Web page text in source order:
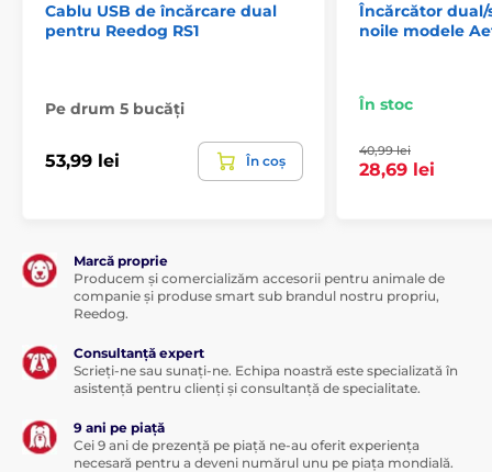
Cablu USB de încărcare dual
pentru Reedog RS1
Pe drum 5 bucăți
53,99 lei În coș
Încărcător
noile modele
În stoc
40,99 lei
28,69 lei
Marcă proprie
Producem și comercializăm accesorii pentru animale de
companie și produse smart sub brandul nostru propriu,
Reedog.
Consultanță expert
Scrieți-ne sau sunați-ne. Echipa noastră este specializată în
asistență pentru clienți și consultanță de specialitate.
9 ani pe piață
Cei 9 ani de prezență pe piață ne-au oferit experiența
necesară pentru a deveni numărul unu pe piața mondială.